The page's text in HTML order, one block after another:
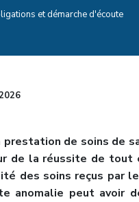
et démarche d'écoute
de soins de
de la réussite de tout
des soins reçus par
anomalie peut avoir